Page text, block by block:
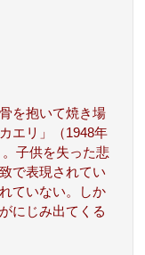
を抱いて焼き場
エリ」（1948年
。子供を失った悲
で表現されてい
ていない。しか
にじみ出てくる